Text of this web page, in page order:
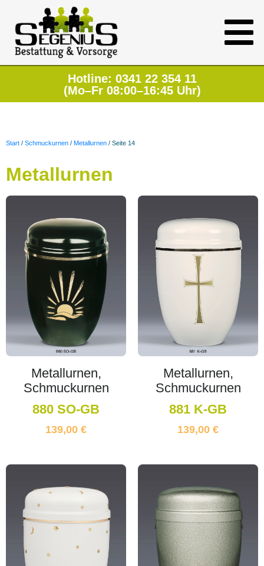
Hotline: 0341 22 354 11
(Mo–Fr 08:00–16:45 Uhr)
Start / Schmuckurnen / Metallurnen / Seite 14
Metallurnen
Metallurnen,
Schmuckurnen
880 SO-GB
139,00 €
Metallurnen,
Schmuckurnen
881 K-GB
139,00 €